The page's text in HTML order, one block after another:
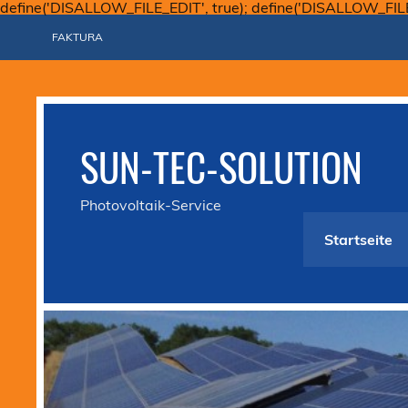
define('DISALLOW_FILE_EDIT', true);
FAKTURA
SUN-TEC-SOLUTION
Photovoltaik-Service
Startseite